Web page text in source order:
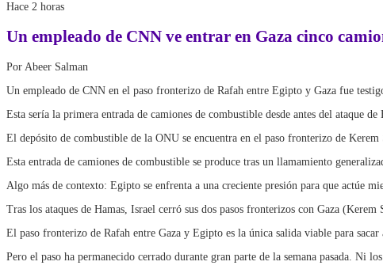
Hace 2 horas
Un empleado de CNN ve entrar en Gaza cinco
Por Abeer Salman
Un empleado de CNN en el paso fronterizo de Rafah entre Egipto y Gaza fue
Esta sería la primera entrada de camiones de combustible desde antes del ataque
El depósito de combustible de la ONU se encuentra en el paso fronterizo de
Esta entrada de camiones de combustible se produce tras un llamamiento
Algo más de contexto: Egipto se enfrenta a una creciente presión para que actúe
Tras los ataques de Hamas, Israel cerró sus dos pasos fronterizos con Gaza
El paso fronterizo de Rafah entre Gaza y Egipto es la única salida viable para
Pero el paso ha permanecido cerrado durante gran parte de la semana pasada. Ni